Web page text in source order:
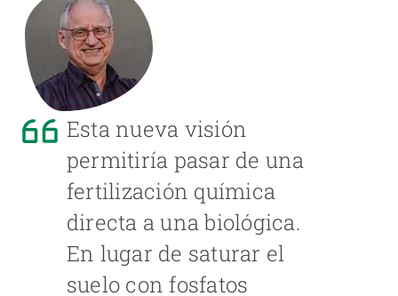
Esta nueva visión
permitiría pasar de una
fertilización química
directa a una biológica.
En lugar de saturar el
suelo con fosfatos